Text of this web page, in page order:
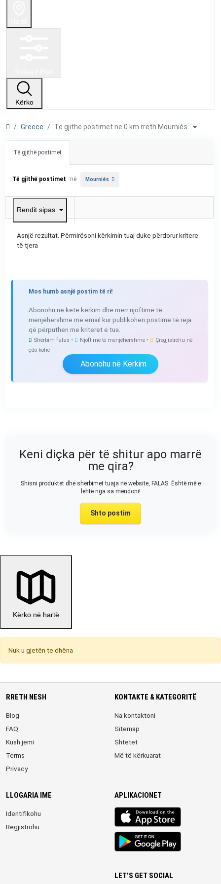
Kërko
Greece Të gjithë postimet në 0 km rreth Mourniés
Të gjithë postimet
Të gjithë postimet në Mourniés
Rendit sipas
Asnjë rezultat. Përmirësoni kërkimin tuaj duke përdorur kritere
të tjera
Mos humb asnjë postim të ri!
Abonohu në këtë kërkim dhe merr njoftime të
menjëhershme me email kur publikohen postime të reja
që përputhen me kriteret e tua.
Shërbim falas • Njoftime të menjëhershme •
Çregjistrohu në
çdo kohë
Abonohu në Kërkim
Keni diçka për të shitur apo marrë
me qira?
Shisni produktet dhe shërbimet tuaja në website, FALAS. Është më e
lehtë nga sa mendoni!
Shto postim
Kërko në hartë
Nuk u gjetën te dhëna
RRETH NESH
Blog
FAQ
Kush jemi
Terms
Privacy
KONTAKTE & KATEGORITË
Na kontaktoni
Sitemap
Shtetet
Më të kërkuarat
LLOGARIA IME
Identifikohu
Regjistrohu
APLIKACIONET
iOS
app
Android
App
LET’S GET SOCIAL